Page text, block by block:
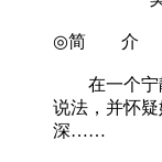
◎简 介
在一个宁静
说法，并怀
深……